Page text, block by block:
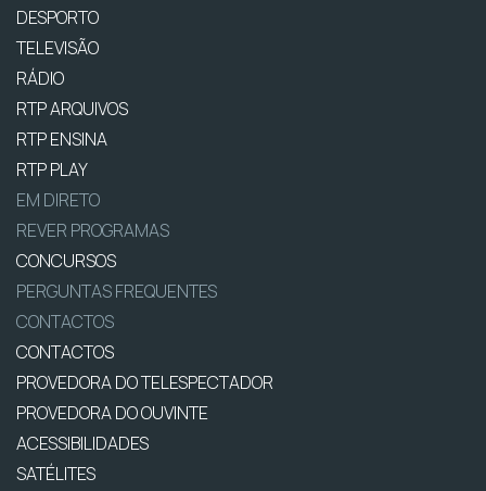
DESPORTO
TELEVISÃO
RÁDIO
RTP ARQUIVOS
RTP ENSINA
RTP PLAY
EM DIRETO
REVER PROGRAMAS
CONCURSOS
PERGUNTAS FREQUENTES
CONTACTOS
CONTACTOS
PROVEDORA DO TELESPECTADOR
PROVEDORA DO OUVINTE
ACESSIBILIDADES
SATÉLITES